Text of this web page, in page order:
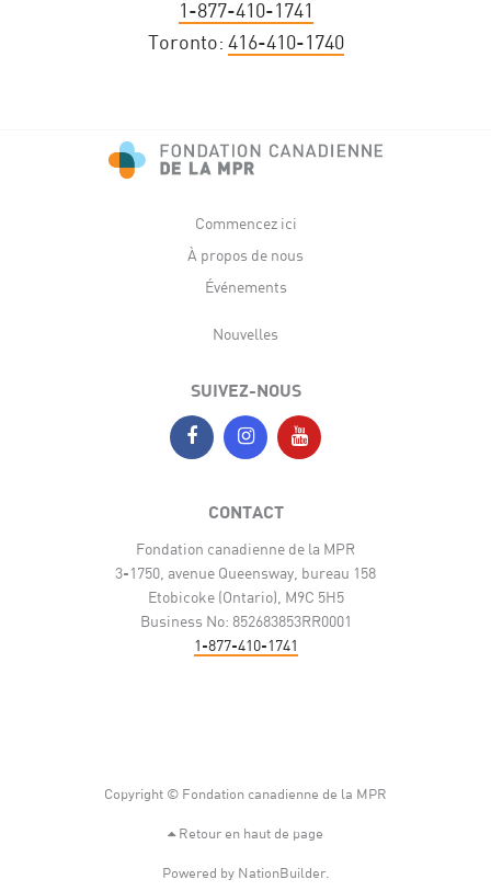
1-877-410-1741
Toronto: 416-410-1740
Commencez ici
À propos de nous
Événements
Nouvelles
SUIVEZ-NOUS
CONTACT
Fondation canadienne de la MPR
3-1750, avenue Queensway, bureau 158
Etobicoke (Ontario), M9C 5H5
Business No: 852683853RR0001
1-877-410-1741
Copyright © Fondation canadienne de la MPR
Retour en haut de page
Powered by NationBuilder.